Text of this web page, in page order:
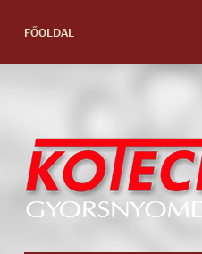
FŐOLDAL